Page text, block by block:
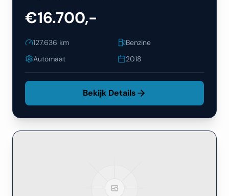
€16.700,-
127.636 km
Benzine
Automaat
2018
Bekijk Details